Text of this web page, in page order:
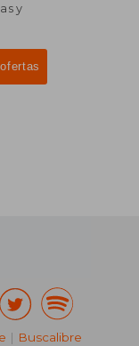
y
| Buscalibre